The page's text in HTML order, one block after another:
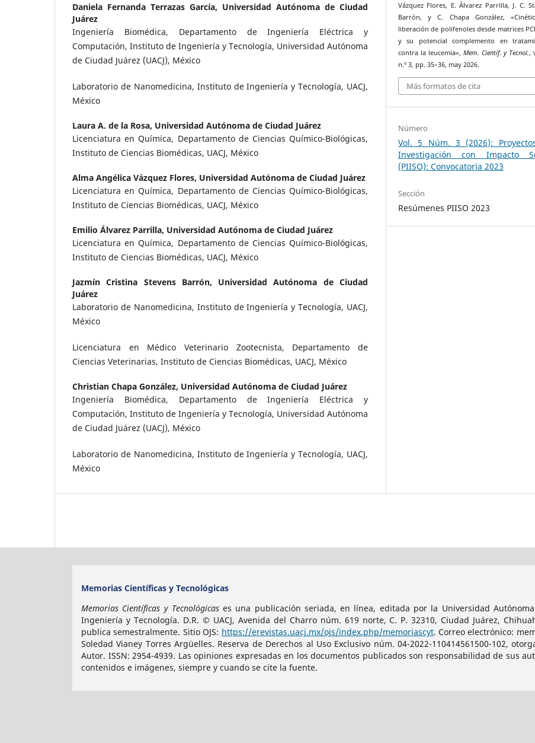
Daniela Fernanda Terrazas García, Universidad Autónoma de Ciudad
Juárez
Ingeniería Biomédica, Departamento de Ingeniería Eléctrica y
Computación, Instituto de Ingeniería y Tecnología, Universidad Autónoma
de Ciudad Juárez (UACJ), México
Laboratorio de Nanomedicina, Instituto de Ingeniería y Tecnología, UACJ,
México
Laura A. de la Rosa, Universidad Autónoma de Ciudad Juárez
Licenciatura en Química, Departamento de Ciencias Químico-Biológicas,
Instituto de Ciencias Biomédicas, UACJ, México
Alma Angélica Vázquez Flores, Universidad Autónoma de Ciudad Juárez
Licenciatura en Química, Departamento de Ciencias Químico-Biológicas,
Instituto de Ciencias Biomédicas, UACJ, México
Emilio Álvarez Parrilla, Universidad Autónoma de Ciudad Juárez
Licenciatura en Química, Departamento de Ciencias Químico-Biológicas,
Instituto de Ciencias Biomédicas, UACJ, México
Jazmín Cristina Stevens Barrón, Universidad Autónoma de Ciudad
Juárez
Laboratorio de Nanomedicina, Instituto de Ingeniería y Tecnología, UACJ,
México
Licenciatura en Médico Veterinario Zootecnista, Departamento de
Ciencias Veterinarias, Instituto de Ciencias Biomédicas, UACJ, México
Christian Chapa González, Universidad Autónoma de Ciudad Juárez
Ingeniería Biomédica, Departamento de Ingeniería Eléctrica y
Computación, Instituto de Ingeniería y Tecnología, Universidad Autónoma
de Ciudad Juárez (UACJ), México
Laboratorio de Nanomedicina, Instituto de Ingeniería y Tecnología, UACJ,
México
Vázquez Flores, E. Álvarez Parrilla, J. C.
Barrón, y C. Chapa González,
liberación de polifenoles desde matrices
y su potencial complemento en
contra la leucemia», Mem. Científ. y Tecnol.,
n.º 3, pp. 35–36, may 2026.
Más formatos de cita
Número
Vol. 5 Núm. 3 (2026):
Investigación con Impacto
(PIISO): Convocatoria 2023
Sección
Resúmenes PIISO 2023
Memorias Científicas y Tecnológicas
Memorias Científicas y Tecnológicases una publicación seriada, en línea, editada por la Universidad
Ingeniería y Tecnología. D.R. © UACJ, Avenida del Charro núm. 619 norte, C. P. 32310, Ciudad Juárez,
publica semestralmente. Sitio OJS: https://erevistas.uacj.mx/ojs/index.php/memoriascyt. Correo electrónico:
Soledad Vianey Torres Argüelles. Reserva de Derechos al Uso Exclusivo núm. 04-2022-110414561500-102,
Autor. ISSN:2954-4939. Las opiniones expresadas en los documentos publicados son responsabilidad de sus
contenidos e imágenes, siempre y cuando se cite la fuente.